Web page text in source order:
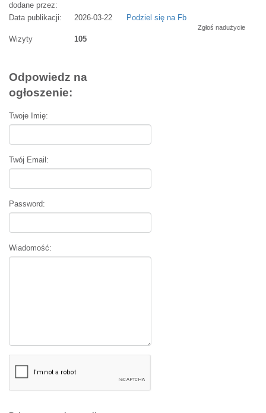
dodane przez:
Data publikacji: 2026-03-22 Podziel się na Fb
Zgłoś nadużycie
Wizyty 105
Odpowiedz na
ogłoszenie:
Twoje Imię:
Twój Email:
Password:
Wiadomość: